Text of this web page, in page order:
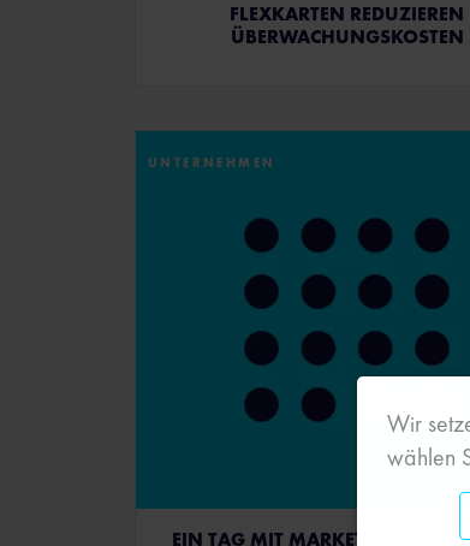
FLEXKARTEN REDUZIEREN
ÜBERWACHUNGSKOSTEN
UNTERNEHMEN
EIN TAG MIT MARKETING
Wir
wählen